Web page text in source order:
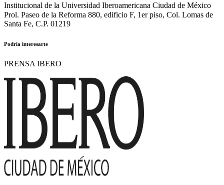
Institucional de la Universidad Iberoamericana Ciudad de México
Prol. Paseo de la Reforma 880, edificio F, 1er piso, Col. Lomas de
Santa Fe, C.P. 01219
Podría interesarte
PRENSA IBERO